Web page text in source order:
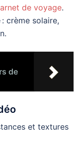
de voyage.
crème solaire,
de
et textures